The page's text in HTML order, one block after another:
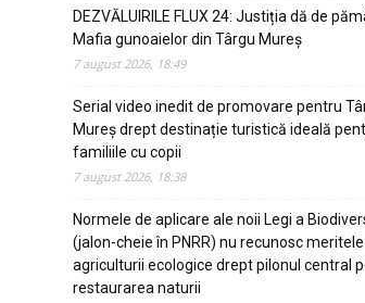
DEZVĂLUIRILE FLUX 24: Justiția dă de
Mafia gunoaielor din Târgu Mureș
7 august 2026, 18:49
Serial video inedit de promovare pentru
Mureș drept destinație turistică ideală
familiile cu copii
7 august 2026, 18:38
Normele de aplicare ale noii Legi a
(jalon-cheie în PNRR) nu recunosc meritele
agriculturii ecologice drept pilonul central
restaurarea naturii